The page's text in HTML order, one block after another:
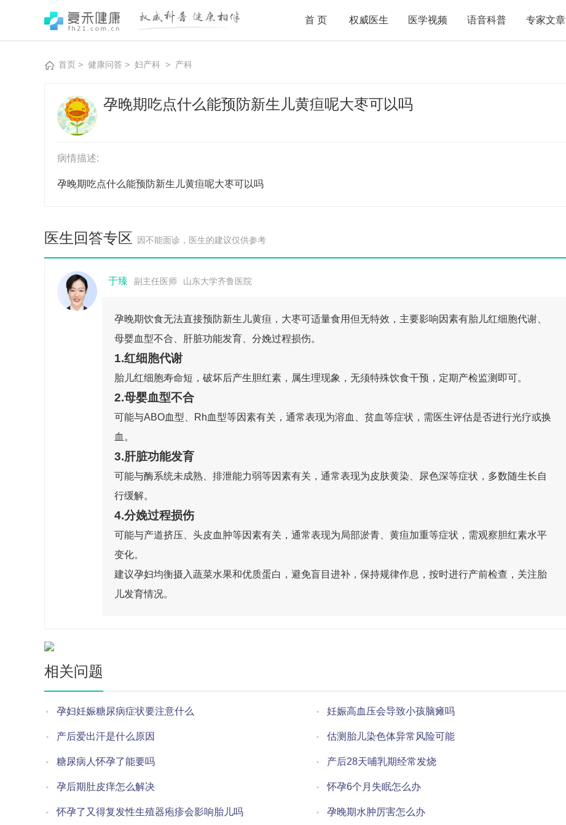
首页 权威医生 医学视频 语音科普 专家文章
首页 > 健康问答 > 妇产科 > 产科
孕晚期吃点什么能预防新生儿黄疸呢大枣可以吗
病情描述:
孕晚期吃点什么能预防新生儿黄疸呢大枣可以吗
医生回答专区 因不能面诊，医生的建议仅供参考
于臻 副主任医师 山东大学齐鲁医院
孕晚期饮食无法直接预防新生儿黄疸，大枣可适量食用但无特效，主要影响因素有胎儿红细胞代谢、
母婴血型不合、肝脏功能发育、分娩过程损伤。
1.红细胞代谢
胎儿红细胞寿命短，破坏后产生胆红素，属生理现象，无须特殊饮食干预，定期产检监测即可。
2.母婴血型不合
可能与ABO血型、Rh血型等因素有关，通常表现为溶血、贫血等症状，需医生评估是否进行光疗或换
血。
3.肝脏功能发育
可能与酶系统未成熟、排泄能力弱等因素有关，通常表现为皮肤黄染、尿色深等症状，多数随生长自
行缓解。
4.分娩过程损伤
可能与产道挤压、头皮血肿等因素有关，通常表现为局部淤青、黄疸加重等症状，需观察胆红素水平
变化。
建议孕妇均衡摄入蔬菜水果和优质蛋白，避免盲目进补，保持规律作息，按时进行产前检查，关注胎
儿发育情况。
相关问题
孕妇妊娠糖尿病症状要注意什么 妊娠高血压会导致小孩脑瘫吗
产后爱出汗是什么原因 估测胎儿染色体异常风险可能
糖尿病人怀孕了能要吗 产后28天哺乳期经常发烧
孕后期肚皮痒怎么解决 怀孕6个月失眠怎么办
怀孕了又得复发性生殖器疱疹会影响胎儿吗 孕晚期水肿厉害怎么办